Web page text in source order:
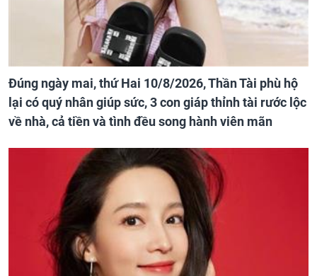
Đúng ngày mai, thứ Hai 10/8/2026, Thần Tài phù hộ
lại có quý nhân giúp sức, 3 con giáp thỉnh tài rước lộc
về nhà, cả tiền và tình đều song hành viên mãn